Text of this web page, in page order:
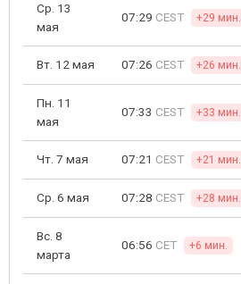
Ср. 13
мая
07:29 CEST +29 мин.
Вт. 12 мая 07:26 CEST +26 мин.
Пн. 11
мая
07:33 CEST +33 мин.
Чт. 7 мая 07:21 CEST +21 мин.
Ср. 6 мая 07:28 CEST +28 мин.
Вс. 8
марта
06:56 CET +6 мин.